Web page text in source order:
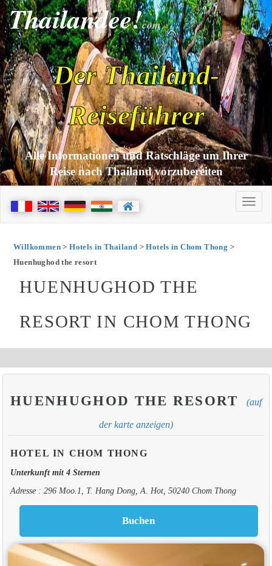
Thailandee!com
Der Thailand-
Reiseführer
Alle Informationen und Ratschläge um Ihrer
Reise nach Thailand vorzubereiten
Willkommen>Hotels in Thailand >Hotels in Chom Thong >
Huenhughod the resort
HUENHUGHOD THE
RESORT IN CHOM THONG
HUENHUGHOD THE RESORT (auf
der karte anzeigen)
HOTEL IN CHOM THONG
Unterkunft mit 4 Sternen
Adresse : 296 Moo.1, T. Hang Dong, A. Hot, 50240 Chom Thong